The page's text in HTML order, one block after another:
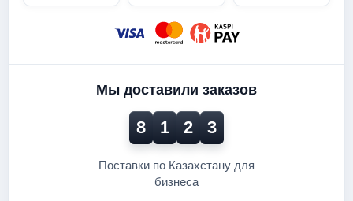
Мы доставили заказов
8 1 2 3
Поставки по Казахстану для
бизнеса